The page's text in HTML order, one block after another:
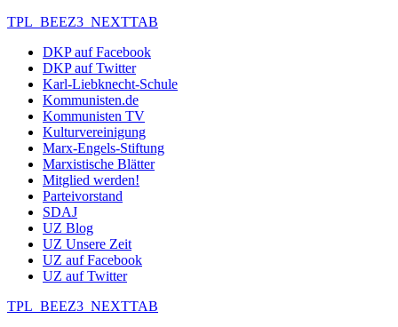
TPL_BEEZ3_NEXTTAB
DKP auf Facebook
DKP auf Twitter
Karl-Liebknecht-Schule
Kommunisten.de
Kommunisten TV
Kulturvereinigung
Marx-Engels-Stiftung
Marxistische Blätter
Mitglied werden!
Parteivorstand
SDAJ
UZ Blog
UZ Unsere Zeit
UZ auf Facebook
UZ auf Twitter
TPL_BEEZ3_NEXTTAB